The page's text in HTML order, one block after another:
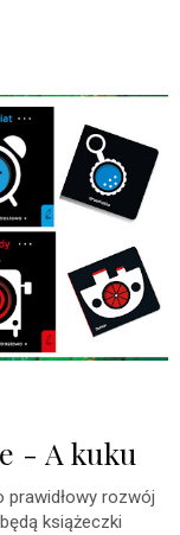
- A kuku
prawidłowy rozwój
książeczki